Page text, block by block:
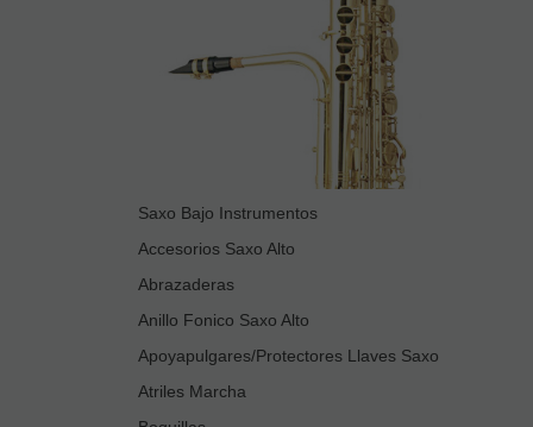
Saxo Bajo Instrumentos
Accesorios Saxo Alto
Abrazaderas
Anillo Fonico Saxo Alto
Apoyapulgares/Protectores Llaves Saxo
Atriles Marcha